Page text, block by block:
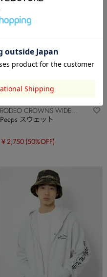
RODEO CROWNS WIDE
BOWL
Peeps スウェット
￥2,750 (50%OFF)